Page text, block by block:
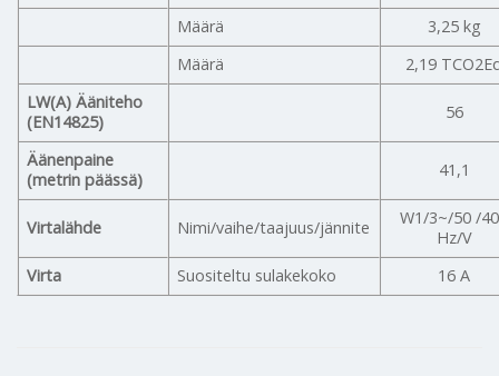
Määrä
3,25 kg
Määrä
2,19
LW(A) Ääniteho
(EN14825)
56
Äänenpaine
(metrin päässä)
41,1
Virtalähde Nimi/vaihe/taajuus/jännite
W1/3~/50 /
Hz/V
Virta
Suositeltu sulakekoko 16 A